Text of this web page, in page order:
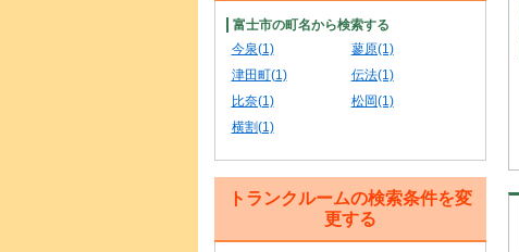
富士市の町名から検索する
今泉(1)
蓼原(1)
津田町(1)
伝法(1)
比奈(1)
松岡(1)
横割(1)
トランクルームの検索条件を変
更する